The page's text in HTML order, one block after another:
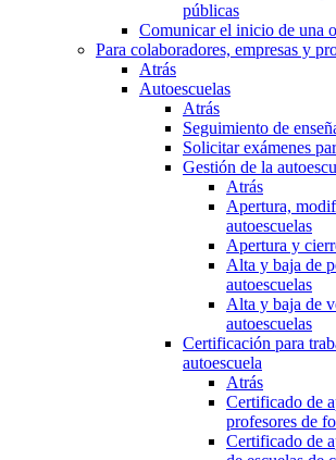
públicas
Comunicar el inicio de una
Para colaboradores, empresas y
Atrás
Autoescuelas
Atrás
Seguimiento de
Solicitar exámenes
Gestión de la
Atrás
Apertura,
autoescuelas
Apertura y
Alta y baja de
autoescuelas
Alta y baja de
autoescuelas
Certificación para
autoescuela
Atrás
Certificado de
profesores de
Certificado de